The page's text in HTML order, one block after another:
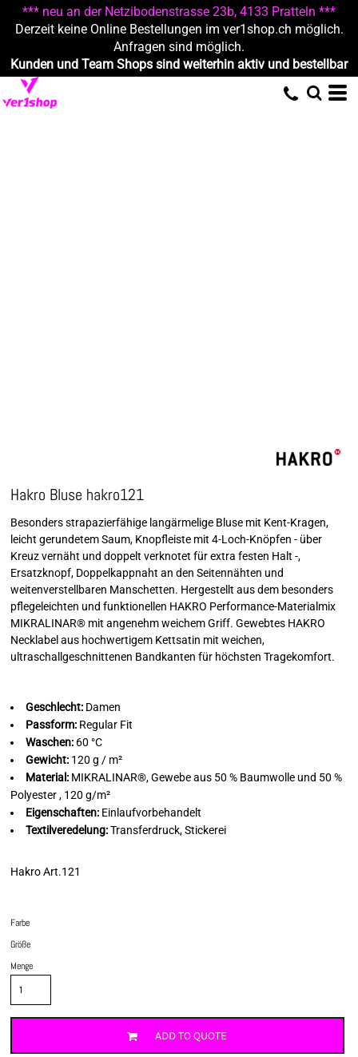
*** neu an der Netzibodenstrasse 23b, 4133 Pratteln ***
Derzeit keine Online Bestellungen im ver1shop.ch möglich.
Anfragen sind möglich.
Kunden und Team Shops sind weiterhin aktiv und bestellbar
Hakro Bluse hakro121
Besonders strapazierfähige langärmelige Bluse mit Kent-Kragen,
leicht gerundetem Saum, Knopfleiste mit 4-Loch-Knöpfen - über
Kreuz vernäht und doppelt verknotet für extra festen Halt -,
Ersatzknopf, Doppelkappnaht an den Seitennähten und
weitenverstellbaren Manschetten. Hergestellt aus dem besonders
pflegeleichten und funktionellen HAKRO Performance-Materialmix
MIKRALINAR® mit angenehm weichem Griff. Gewebtes HAKRO
Necklabel aus hochwertigem Kettsatin mit weichen,
ultraschallgeschnittenen Bandkanten für höchsten Tragekomfort.
Geschlecht: Damen
Passform: Regular Fit
Waschen: 60 °C
Gewicht: 120 g / m²
Material: MIKRALINAR®, Gewebe aus 50 % Baumwolle und 50 %
Polyester , 120 g/m²
Eigenschaften: Einlaufvorbehandelt
Textilveredelung:Transferdruck, Stickerei
Hakro Art.121
Farbe
Größe
Menge
ADD TO QUOTE